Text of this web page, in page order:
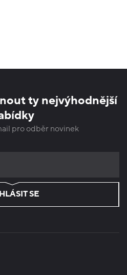
ty nejvýhodnější
pro odběr novinek
SE